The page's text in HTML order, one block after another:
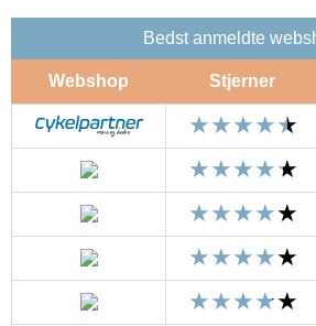
Bedst anmeldte
Webshop Stjerner